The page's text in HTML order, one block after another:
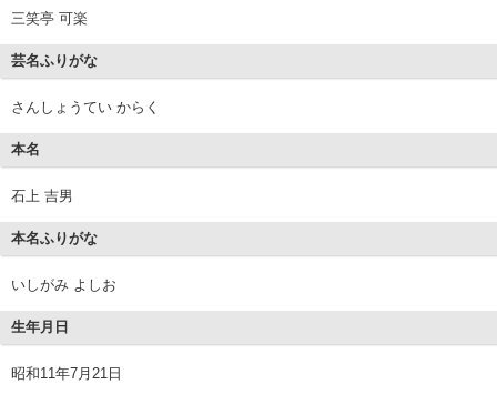
三笑亭 可楽
芸名ふりがな
さんしょうてい からく
本名
石上 吉男
本名ふりがな
いしがみ よしお
生年月日
昭和11年7月21日